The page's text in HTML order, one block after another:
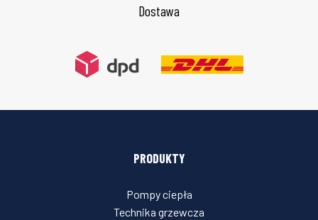
Dostawa
PRODUKTY
Pompy ciepła
Technika grzewcza